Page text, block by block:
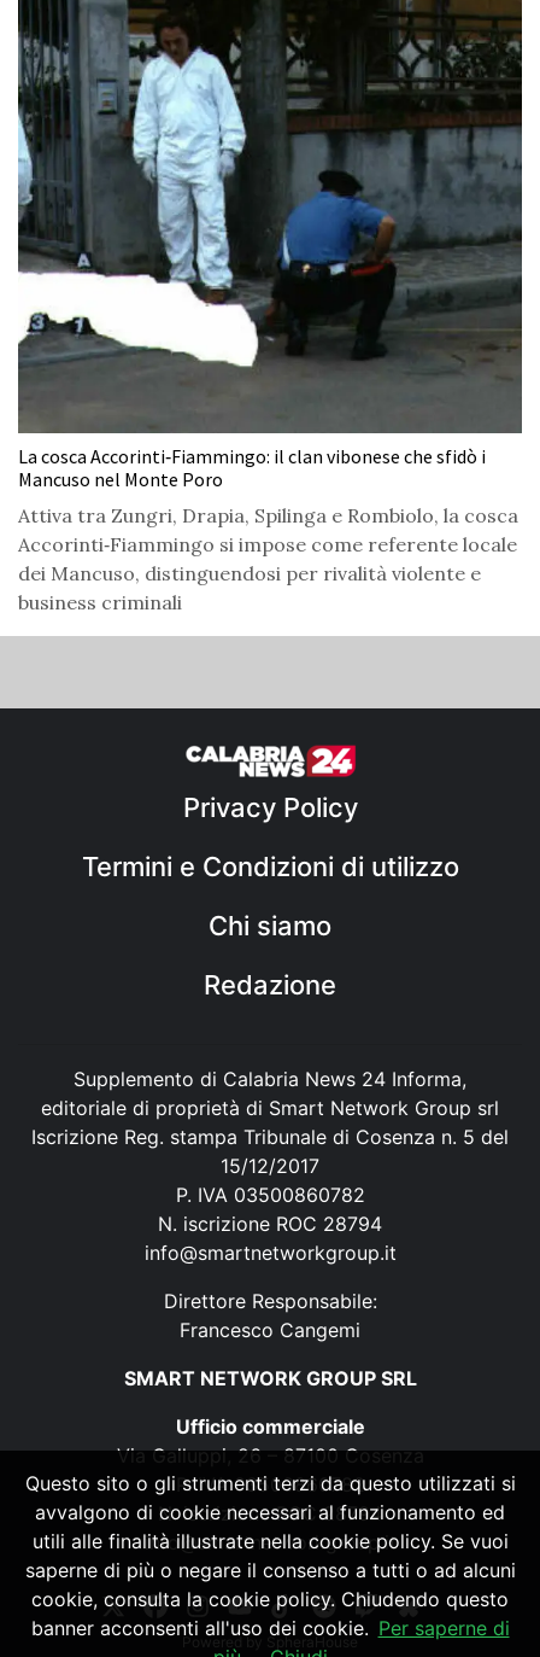
La cosca Accorinti‑Fiammingo: il clan vibonese che sfidò i
Mancuso nel Monte Poro
Attiva tra Zungri, Drapia, Spilinga e Rombiolo, la cosca
Accorinti‑Fiammingo si impose come referente locale
dei Mancuso, distinguendosi per rivalità violente e
business criminali
Privacy Policy
Termini e Condizioni di utilizzo
Chi siamo
Redazione
Supplemento di Calabria News 24 Informa,
editoriale di proprietà di Smart Network Group srl
Iscrizione Reg. stampa Tribunale di Cosenza n. 5 del
15/12/2017
P. IVA 03500860782
N. iscrizione ROC 28794
info@smartnetworkgroup.it
Direttore Responsabile:
Francesco Cangemi
SMART NETWORK GROUP SRL
Ufficio commerciale
Via Galluppi, 26 – 87100 Cosenza
P. IVA 03500860782
N. iscrizione ROC 28794
info@smartnetworkgroup.it
Powered by SpheraHouse
Questo sito o gli strumenti terzi da questo utilizzati si
avvalgono di cookie necessari al funzionamento ed
utili alle finalità illustrate nella cookie policy. Se vuoi
saperne di più o negare il consenso a tutti o ad alcuni
cookie, consulta la cookie policy. Chiudendo questo
banner acconsenti all'uso dei cookie. Per saperne di